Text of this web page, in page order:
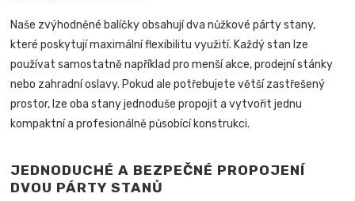
Naše zvýhodněné balíčky obsahují dva nůžkové párty stany,
které poskytují maximální flexibilitu využití. Každý stan lze
používat samostatně například pro menší akce, prodejní stánky
nebo zahradní oslavy. Pokud ale potřebujete větší zastřešený
prostor, lze oba stany jednoduše propojit a vytvořit jednu
kompaktní a profesionálně působící konstrukci.
JEDNODUCHÉ A BEZPEČNÉ PROPOJENÍ
DVOU PÁRTY STANŮ